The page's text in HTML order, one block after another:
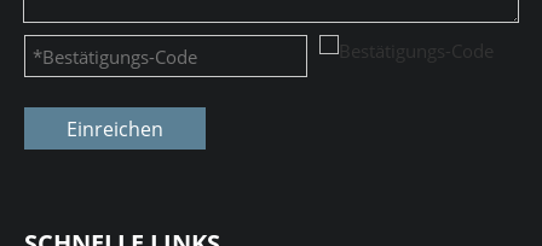
Einreichen